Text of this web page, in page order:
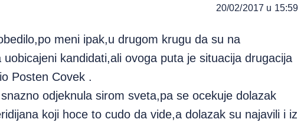
20/02/2017 u 15:59
meni ipak,u drugom krugu da su na
kandidati,ali ovoga puta je situacija drugacija
Posten Covek .
odjeknula sirom sveta,pa se ocekuje dolazak
koji hoce to cudo da vide,a dolazak su najavili i iz